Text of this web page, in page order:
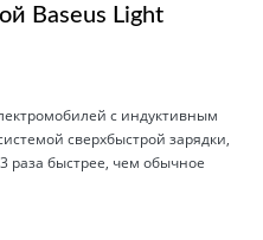
Baseus Light
с индуктивным
сверхбыстрой зарядки,
раза быстрее, чем обычное